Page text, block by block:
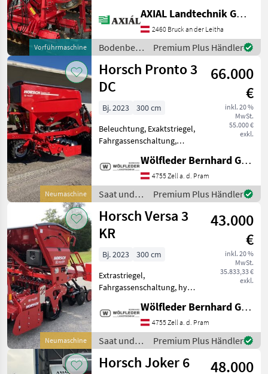
Vorführmaschine
modernste Technik und
zuverlässige Leistung für
landwirtschaftliche
Arbeiten. Mit nur 50 Hektar
AXIAL Landtechnik GmbH
2460 Bruck an der Leitha
Bodenbearbeitung
/ Horsch
Premium Plus Händler
Neumaschine
Horsch Pronto 3
DC
66.000
€
inkl. 20 %
MwSt.
55.000 €
exkl.
Bj. 2023
300 cm
Beleuchtung, Exaktstriegel,
Fahrgassenschaltung,
Saatmengenverstellung,
Zweischeibenschare,
Zwischenreifenpacker -
Arbeitsbreite: 3, 00 m -
Transportbreite:
Wölfleder Bernhard GmbH
4755 Zell a. d. Pram
Saat und
Pflege /
Horsch
Premium Plus Händler
Neumaschine
Horsch Versa 3
KR
43.000
€
inkl. 20 %
MwSt.
35.833,33 €
exkl.
Bj. 2023
300 cm
Extrastriegel,
Fahrgassenschaltung, hydr.
Zweischeibenschare Versa 3
KR - Arbeitsbreite: 3, 00 m -
Transportbreite: 3, 00 m -
Einfüllhöhe: 1, 86 m -
Wölfleder Bernhard GmbH
4755 Zell a. d. Pram
Saat und
Pflege /
Horsch
Premium Plus Händler
Horsch Joker 6
48.000